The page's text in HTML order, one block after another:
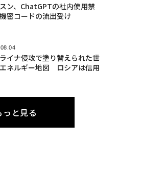
ン、ChatGPTの社内使用禁
密コードの流出受け
イナ侵攻で塗り替えられた世
ネルギー地図 ロシアは信用
っと見る